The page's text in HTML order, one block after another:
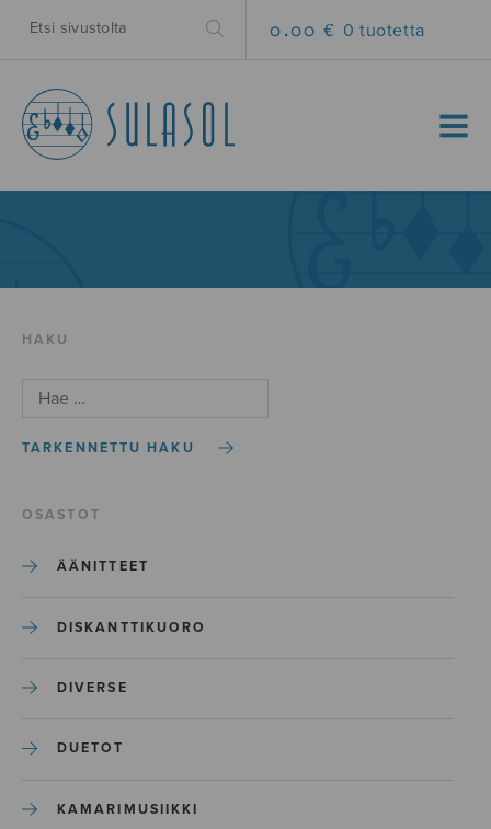
0.00 € 0 tuotetta
MENU
HAKU
TARKENNETTU HAKU
OSASTOT
ÄÄNITTEET
DISKANTTIKUORO
DIVERSE
DUETOT
KAMARIMUSIIKKI